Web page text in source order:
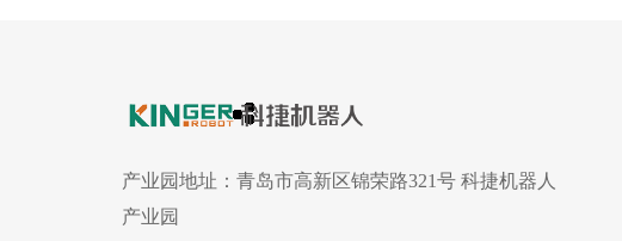
产业园地址： 青岛市高新区锦荣路321号 科捷机器人
产业园